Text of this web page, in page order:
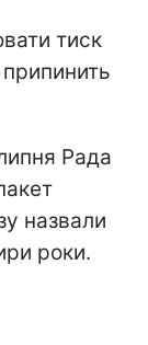
тиск
Рада
назвали
роки.